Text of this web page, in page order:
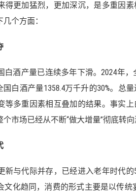
得更加猛烈，更加深沉，是多重因
个方面：
酒产量已连续多年下滑。2024年
国白酒产量1358.4万千升的30%。
等多重因素相互叠加的结果。事实
市场已经从不断“做大增量”彻底转向
新与代际并存，已经进入老年时代
文化趋同，消费的形式主要是以传